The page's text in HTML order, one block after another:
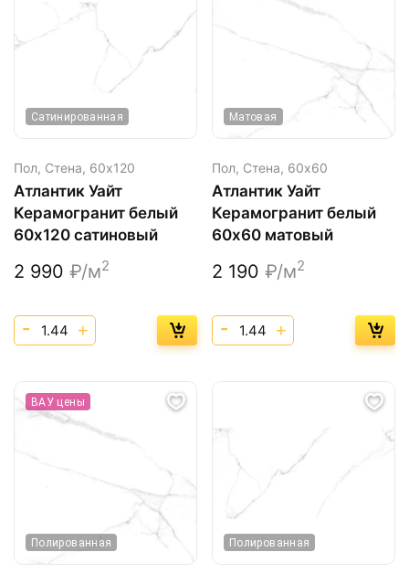
Сатинированная
Пол, Стена, 60х120
Атлантик Уайт
Керамогранит белый
60х120 сатиновый
2 990 ₽/м2
Матовая
Пол, Стена, 60х60
Атлантик Уайт
Керамогранит белый
60х60 матовый
2 190 ₽/м2
ВАУ цены
Полированная Полированная